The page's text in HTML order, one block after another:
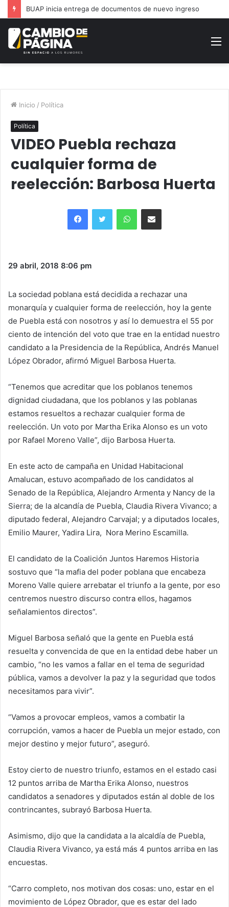
Inicio / Política
Política
VIDEO Puebla rechaza
cualquier forma de
reelección: Barbosa Huerta
FacebookTwitter WhatsAppShare via Email
29 abril, 2018 8:06 pm
La sociedad poblana está decidida a rechazar una
monarquía y cualquier forma de reelección, hoy la gente
de Puebla está con nosotros y así lo demuestra el 55 por
ciento de intención del voto que trae en la entidad nuestro
candidato a la Presidencia de la República, Andrés Manuel
López Obrador, afirmó Miguel Barbosa Huerta.
“Tenemos que acreditar que los poblanos tenemos
dignidad ciudadana, que los poblanos y las poblanas
estamos resueltos a rechazar cualquier forma de
reelección. Un voto por Martha Erika Alonso es un voto
por Rafael Moreno Valle”, dijo Barbosa Huerta.
En este acto de campaña en Unidad Habitacional
Amalucan, estuvo acompañado de los candidatos al
Senado de la República, Alejandro Armenta y Nancy de la
Sierra; de la alcandía de Puebla, Claudia Rivera Vivanco; a
diputado federal, Alejandro Carvajal; y a diputados locales,
Emilio Maurer, Yadira Lira, Nora Merino Escamilla.
El candidato de la Coalición Juntos Haremos Historia
sostuvo que “la mafia del poder poblana que encabeza
Moreno Valle quiere arrebatar el triunfo a la gente, por eso
centremos nuestro discurso contra ellos, hagamos
señalamientos directos”.
Miguel Barbosa señaló que la gente en Puebla está
resuelta y convencida de que en la entidad debe haber un
cambio, “no les vamos a fallar en el tema de seguridad
pública, vamos a devolver la paz y la seguridad que todos
necesitamos para vivir”.
“Vamos a provocar empleos, vamos a combatir la
corrupción, vamos a hacer de Puebla un mejor estado, con
mejor destino y mejor futuro”, aseguró.
Estoy cierto de nuestro triunfo, estamos en el estado casi
12 puntos arriba de Martha Erika Alonso, nuestros
candidatos a senadores y diputados están al doble de los
contrincantes, subrayó Barbosa Huerta.
Asimismo, dijo que la candidata a la alcaldía de Puebla,
Claudia Rivera Vivanco, ya está más 4 puntos arriba en las
encuestas.
“Carro completo, nos motivan dos cosas: uno, estar en el
movimiento de López Obrador, que es estar del lado